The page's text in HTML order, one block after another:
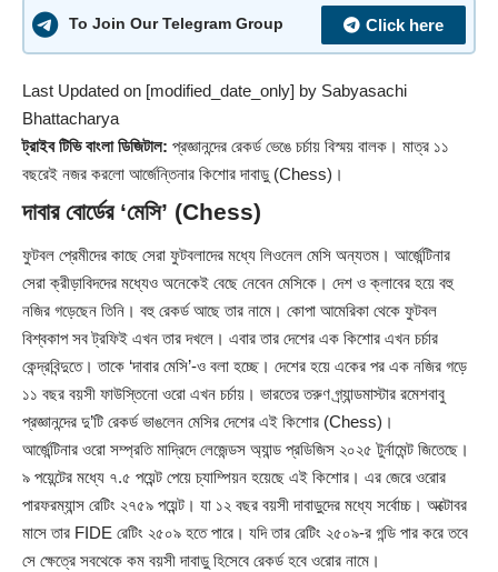
To Join Our Telegram Group Click here
Last Updated on [modified_date_only] by Sabyasachi
Bhattacharya
ট্রাইব টিভি বাংলা ডিজিটাল: প্রজ্ঞানন্দের রেকর্ড ভেঙে চর্চায় বিস্ময় বালক। মাত্র ১১
বছরেই নজর করলো আর্জেন্তিনার কিশোর দাবাড়ু (Chess)।
দাবার বোর্ডের ‘মেসি’ (Chess)
ফুটবল প্রেমীদের কাছে সেরা ফুটবলাদের মধ্যে লিওনেল মেসি অন্যতম। আর্জেন্টিনার
সেরা ক্রীড়াবিদদের মধ্যেও অনেকেই বেছে নেবেন মেসিকে। দেশ ও ক্লাবের হয়ে বহু
নজির গড়েছেন তিনি। বহু রেকর্ড আছে তার নামে। কোপা আমেরিকা থেকে ফুটবল
বিশ্বকাপ সব ট্রফিই এখন তার দখলে। এবার তার দেশের এক কিশোর এখন চর্চার
কেন্দ্রবিন্দুতে। তাকে ‘দাবার মেসি’-ও বলা হচ্ছে। দেশের হয়ে একের পর এক নজির গড়ে
১১ বছর বয়সী ফাউস্তিনো ওরো এখন চর্চায়। ভারতের তরুণ গ্র্যান্ডমাস্টার রমেশবাবু
প্রজ্ঞানন্দের দু’টি রেকর্ড ভাঙলেন মেসির দেশের এই কিশোর (Chess)।
আর্জেন্টিনার ওরো সম্প্রতি মাদ্রিদে লেজেন্ডস অ্যান্ড প্রডিজিস ২০২৫ টুর্নামেন্ট জিতেছে।
৯ পয়েন্টের মধ্যে ৭.৫ পয়েন্ট পেয়ে চ্যাম্পিয়ন হয়েছে এই কিশোর। এর জেরে ওরোর
পারফরম্যান্স রেটিং ২৭৫৯ পয়েন্ট। যা ১২ বছর বয়সী দাবাড়ুদের মধ্যে সর্বোচ্চ। অক্টোবর
মাসে তার FIDE রেটিং ২৫০৯ হতে পারে। যদি তার রেটিং ২৫০৯-র গন্ডি পার করে তবে
সে ক্ষেত্রে সবথেকে কম বয়সী দাবাড়ু হিসেবে রেকর্ড হবে ওরোর নামে।